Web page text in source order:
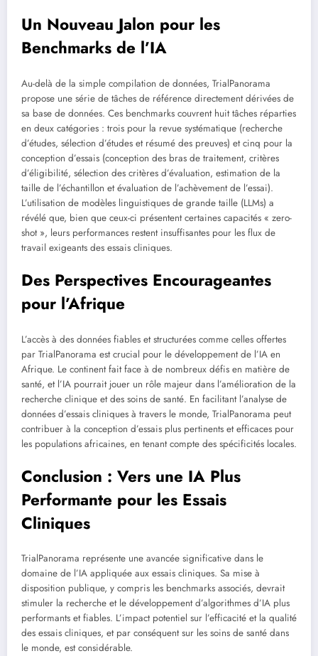
Un Nouveau Jalon pour les
Benchmarks de l’IA
Au-delà de la simple compilation de données, TrialPanorama
propose une série de tâches de référence directement dérivées de
sa base de données. Ces benchmarks couvrent huit tâches réparties
en deux catégories : trois pour la revue systématique (recherche
d’études, sélection d’études et résumé des preuves) et cinq pour la
conception d’essais (conception des bras de traitement, critères
d’éligibilité, sélection des critères d’évaluation, estimation de la
taille de l’échantillon et évaluation de l’achèvement de l’essai).
L’utilisation de modèles linguistiques de grande taille (LLMs) a
révélé que, bien que ceux-ci présentent certaines capacités « zero-
shot », leurs performances restent insuffisantes pour les flux de
travail exigeants des essais cliniques.
Des Perspectives Encourageantes
pour l’Afrique
L’accès à des données fiables et structurées comme celles offertes
par TrialPanorama est crucial pour le développement de l’IA en
Afrique. Le continent fait face à de nombreux défis en matière de
santé, et l’IA pourrait jouer un rôle majeur dans l’amélioration de la
recherche clinique et des soins de santé. En facilitant l’analyse de
données d’essais cliniques à travers le monde, TrialPanorama peut
contribuer à la conception d’essais plus pertinents et efficaces pour
les populations africaines, en tenant compte des spécificités locales.
Conclusion : Vers une IA Plus
Performante pour les Essais
Cliniques
TrialPanorama représente une avancée significative dans le
domaine de l’IA appliquée aux essais cliniques. Sa mise à
disposition publique, y compris les benchmarks associés, devrait
stimuler la recherche et le développement d’algorithmes d’IA plus
performants et fiables. L’impact potentiel sur l’efficacité et la qualité
des essais cliniques, et par conséquent sur les soins de santé dans
le monde, est considérable.